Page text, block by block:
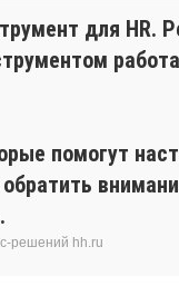
для HR.
помогут
решений hh.ru